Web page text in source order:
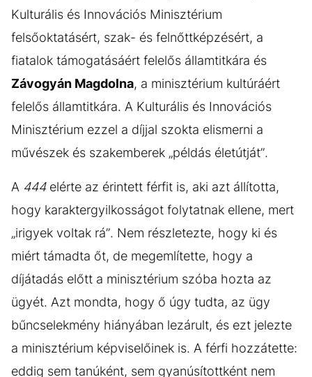
Kulturális és Innovációs Minisztérium
felsőoktatásért, szak- és felnőttképzésért, a
fiatalok támogatásáért felelős államtitkára és
Závogyán Magdolna, a minisztérium kultúráért
felelős államtitkára. A Kulturális és Innovációs
Minisztérium ezzel a díjjal szokta elismerni a
művészek és szakemberek „példás életútját”.
A 444elérte az érintett férfit is, aki azt állította,
hogy karaktergyilkosságot folytatnak ellene, mert
„irigyek voltak rá”. Nem részletezte, hogy ki és
miért támadta őt, de megemlítette, hogy a
díjátadás előtt a minisztérium szóba hozta az
ügyét. Azt mondta, hogy ő úgy tudta, az ügy
bűncselekmény hiányában lezárult, és ezt jelezte
a minisztérium képviselőinek is. A férfi hozzátette:
eddig sem tanúként, sem gyanúsítottként nem